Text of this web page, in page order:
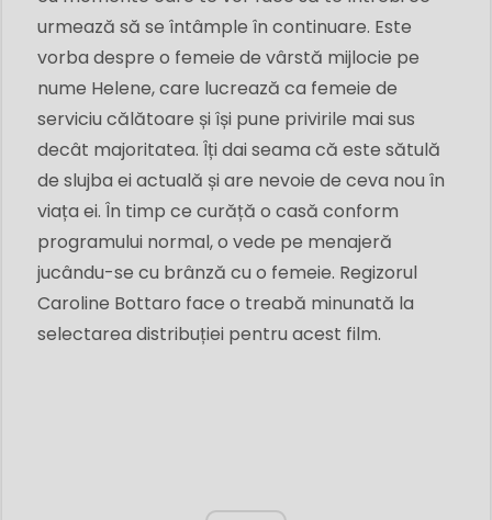
urmează să se întâmple în continuare. Este
vorba despre o femeie de vârstă mijlocie pe
nume Helene, care lucrează ca femeie de
serviciu călătoare și își pune privirile mai sus
decât majoritatea. Îți dai seama că este sătulă
de slujba ei actuală și are nevoie de ceva nou în
viața ei. În timp ce curăță o casă conform
programului normal, o vede pe menajeră
jucându-se cu brânză cu o femeie. Regizorul
Caroline Bottaro face o treabă minunată la
selectarea distribuției pentru acest film.